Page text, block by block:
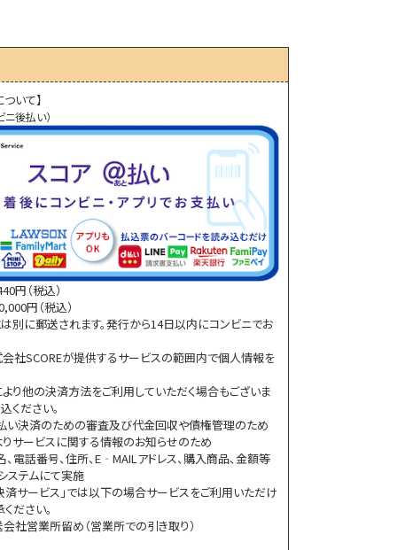
いて】
ニ後払い）
円（税込）
円（税込）
別に郵送されます。発行から14日以内にコンビニでお
社SCOREが提供するサービスの範囲内で個人情報を
り他の決済方法をご利用していただく場合もございま
ください。
い決済のための審査及び代金回収や債権管理のため
サービスに関する情報のお知らせのため
電話番号、住所、E‐MAILアドレス、購入商品、金額等
ステムにて実施
サービス」では以下の場合サービスをご利用いただけ
ださい。
会社営業所留め（営業所での引き取り）